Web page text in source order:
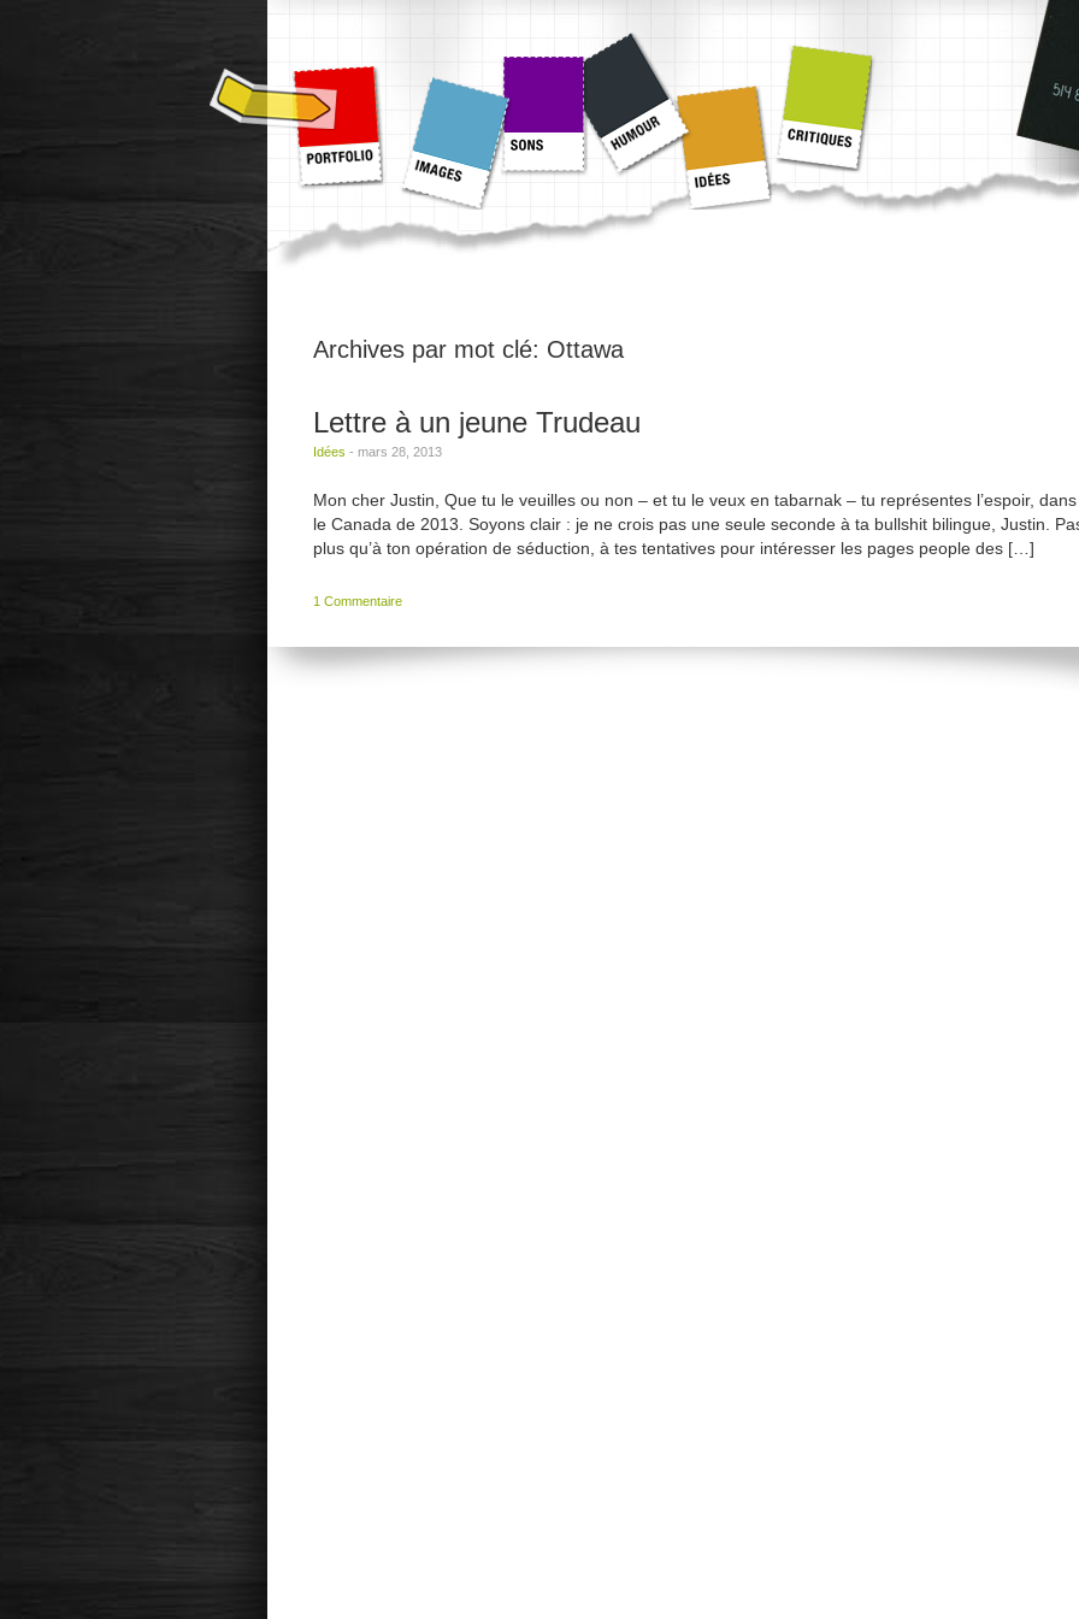
Archives par mot clé: Ottawa
Lettre à un jeune Trudeau
Idées - mars 28, 2013
Mon cher Justin, Que tu le veuilles ou non – et tu le veux en tabarnak – tu représentes l’espoir, dans
le Canada de 2013. Soyons clair : je ne crois pas une seule seconde à ta bullshit bilingue, Justin.
plus qu’à ton opération de séduction, à tes tentatives pour intéresser les pages people des […]
1 Commentaire